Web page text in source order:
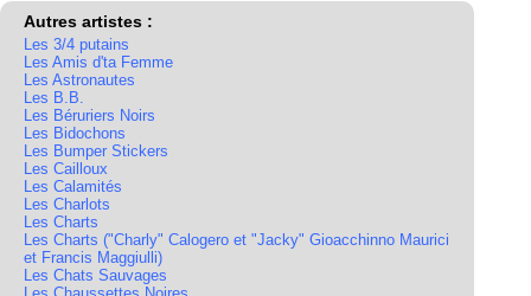
Autres artistes :
Les 3/4 putains
Les Amis d'ta Femme
Les Astronautes
Les B.B.
Les Béruriers Noirs
Les Bidochons
Les Bumper Stickers
Les Cailloux
Les Calamités
Les Charlots
Les Charts
Les Charts ("Charly" Calogero et "Jacky" Gioacchinno Maurici
et Francis Maggiulli)
Les Chats Sauvages